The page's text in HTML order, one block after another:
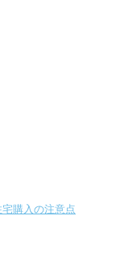
購入の注意点